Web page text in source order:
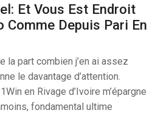
Et Vous Est Endroit
Comme Depuis Pari En
la part combien j’en ai assez
le davantage d’attention.
en Rivage d’Ivoire m’épargne
fondamental ultime